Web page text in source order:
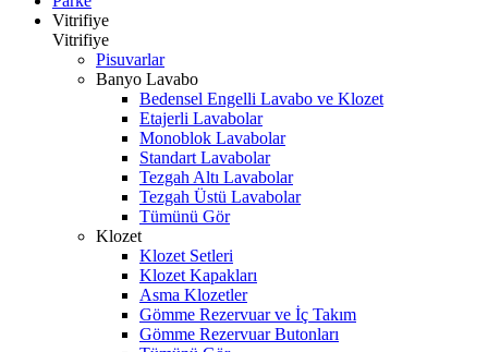
Vitrifiye
Vitrifiye
Pisuvarlar
Banyo Lavabo
Bedensel Engelli Lavabo ve Klozet
Etajerli Lavabolar
Monoblok Lavabolar
Standart Lavabolar
Tezgah Altı Lavabolar
Tezgah Üstü Lavabolar
Tümünü Gör
Klozet
Klozet Setleri
Klozet Kapakları
Asma Klozetler
Gömme Rezervuar ve İç Takım
Gömme Rezervuar Butonları